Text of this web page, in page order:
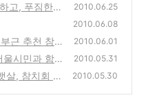
고, 푸짐한
2010.06.25
2010.06.08
근 추천 참
2010.06.01
울시민과 함
2010.05.31
살, 참치회 실
2010.05.30